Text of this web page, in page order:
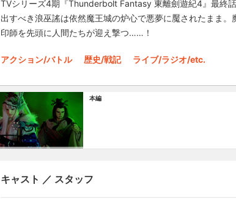
TVシリーズ4期『Thunderbolt Fantasy 東離劍遊紀4』最終
出すべき浪巫謠は依然魔王城の炉心で悪夢に魘されたまま
印師を先頭に人間たちが迎え撃つ……！
アクション/バトル 歴史/戦記 ライブ/ラジオ/etc.
本編
キャスト ／ スタッフ